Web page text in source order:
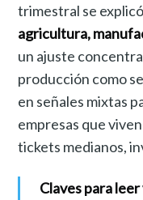
trimestral se
agricultura,
un ajuste
producción como
en señales mixtas
empresas que
tickets medianos,
Claves para